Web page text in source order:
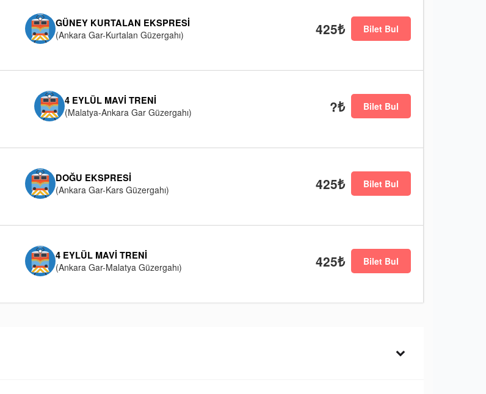
GÜNEY KURTALAN EKSPRESI
(Ankara Gar-Kurtalan Güzergahı)
425₺ Bilet Bul
4 EYLÜL MAVI TRENI
(Malatya-Ankara Gar Güzergahı)
?₺ Bilet Bul
DOĞU EKSPRESI
(Ankara Gar-Kars Güzergahı)
425₺ Bilet Bul
4 EYLÜL MAVI TRENI
(Ankara Gar-Malatya Güzergahı)
425₺ Bilet Bul